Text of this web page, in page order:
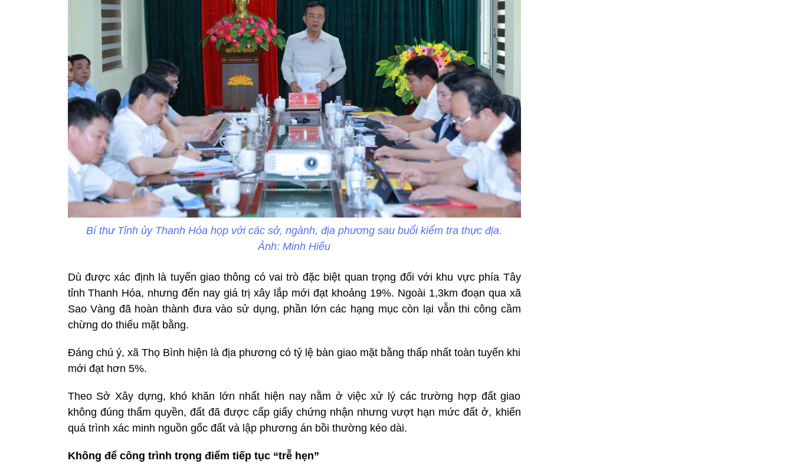
Bí thư Tỉnh ủy Thanh Hóa họp với các sở, ngành, địa phương sau buổi kiểm tra thực địa.
Ảnh: Minh Hiếu
Dù được xác định là tuyến giao thông có vai trò đặc biệt quan trọng đối với khu vực phía Tây
tỉnh Thanh Hóa, nhưng đến nay giá trị xây lắp mới đạt khoảng 19%. Ngoài 1,3km đoạn qua xã
Sao Vàng đã hoàn thành đưa vào sử dụng, phần lớn các hạng mục còn lại vẫn thi công cầm
chừng do thiếu mặt bằng.
Đáng chú ý, xã Thọ Bình hiện là địa phương có tỷ lệ bàn giao mặt bằng thấp nhất toàn tuyến khi
mới đạt hơn 5%.
Theo Sở Xây dựng, khó khăn lớn nhất hiện nay nằm ở việc xử lý các trường hợp đất giao
không đúng thẩm quyền, đất đã được cấp giấy chứng nhận nhưng vượt hạn mức đất ở, khiến
quá trình xác minh nguồn gốc đất và lập phương án bồi thường kéo dài.
Không để công trình trọng điểm tiếp tục “trễ hẹn”